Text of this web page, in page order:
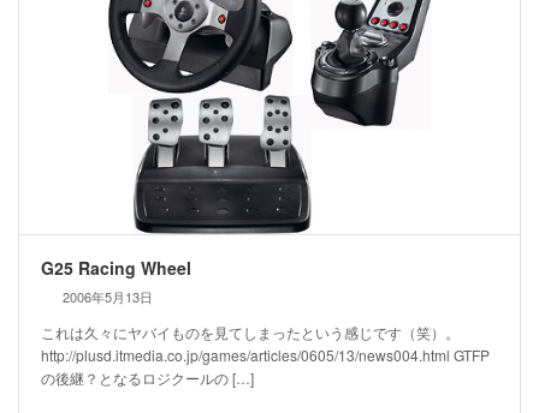
G25 Racing Wheel
2006年5月13日
これは久々にヤバイものを見てしまったという感じです（笑）。
http://plusd.itmedia.co.jp/games/articles/0605/13/news004.html GTFP
の後継？となるロジクールの […]